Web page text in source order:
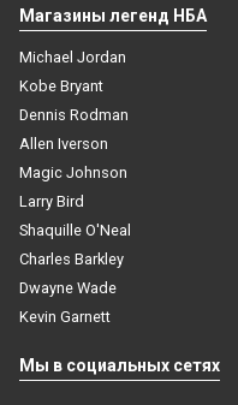
Магазины легенд НБА
Michael Jordan
Kobe Bryant
Dennis Rodman
Allen Iverson
Magic Johnson
Larry Bird
Shaquille O'Neal
Charles Barkley
Dwayne Wade
Kevin Garnett
Мы в социальных сетях